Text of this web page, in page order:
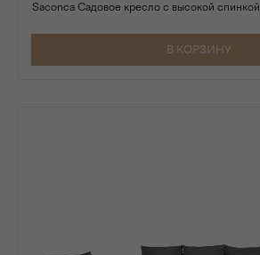
Saconca Садовое кресло с высокой спинкой
В КОРЗИНУ